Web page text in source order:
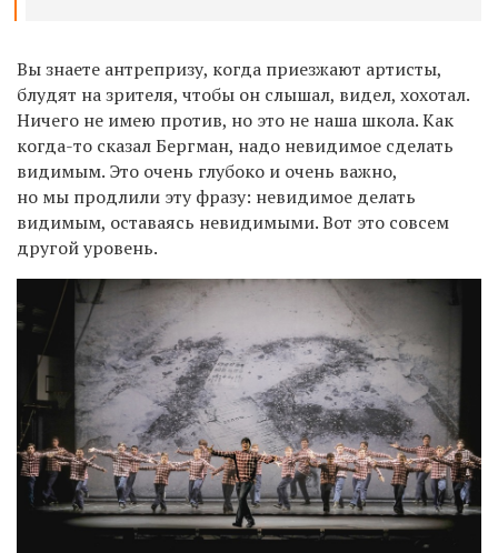
Вы знаете антрепризу, когда приезжают артисты,
блудят на зрителя, чтобы он слышал, видел, хохотал.
Ничего не имею против, но это не наша школа. Как
когда-то сказал Бергман, надо невидимое сделать
видимым. Это очень глубоко и очень важно,
но мы продлили эту фразу: невидимое делать
видимым, оставаясь невидимыми. Вот это совсем
другой уровень.